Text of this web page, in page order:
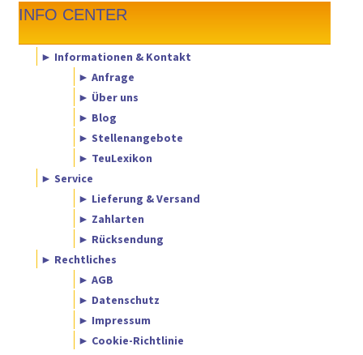
INFO CENTER
► Informationen & Kontakt
► Anfrage
► Über uns
► Blog
► Stellenangebote
► TeuLexikon
► Service
► Lieferung & Versand
► Zahlarten
► Rücksendung
► Rechtliches
► AGB
► Datenschutz
► Impressum
► Cookie-Richtlinie